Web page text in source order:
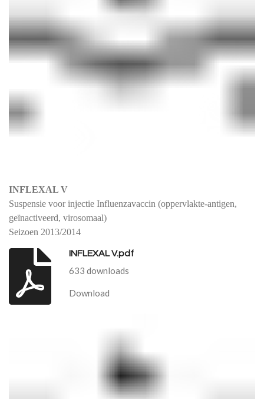
INFLEXAL V
Suspensie voor injectie Influenzavaccin (oppervlakte-antigen,
geïnactiveerd, virosomaal)
Seizoen 2013/2014
INFLEXAL V.pdf
633 downloads
Download